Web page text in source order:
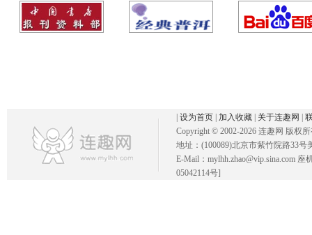
设为首页 加入收藏 关于连趣网
Copyright © 2002-2026 连趣网 版权
地址：(100089)北京市紫竹院路33号
E-Mail：mylhh.zhao@vip.sina.com
05042114号]